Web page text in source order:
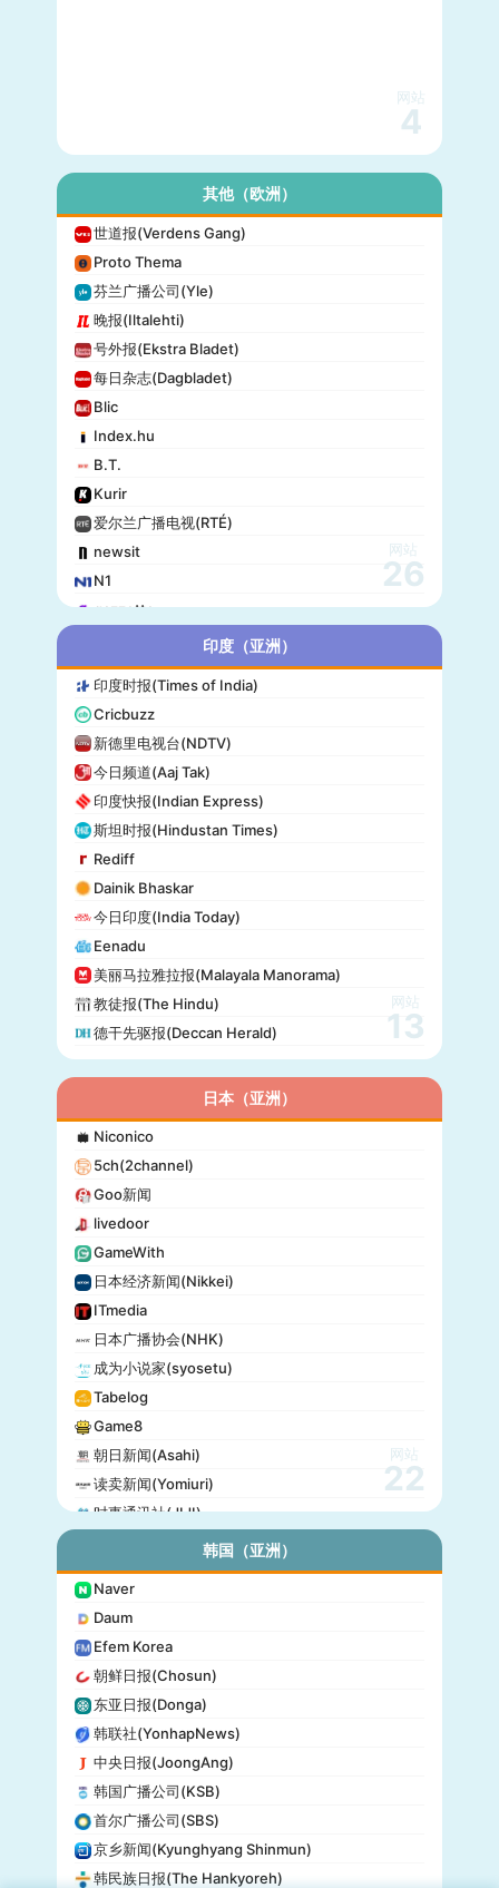
网站
4
其他（欧洲）
世道报(Verdens Gang)
Proto Thema
芬兰广播公司(Yle)
晚报(Iltalehti)
号外报(Ekstra Bladet)
每日杂志(Dagbladet)
Blic
Index.hu
B.T.
Kurir
爱尔兰广播电视(RTÉ)
newsit
N1
gazzetta
赫尔辛基日报(Helsingin Sanomat)
Origo
爱尔兰时报(Irish Times)
独立报(Independent)
MTV Uutiset
24.hu
晚邮报(Aftenposten)
DirBg
阿罗(Alo!)
政治报(Politiken)
24 Chasa
Fakti
网站
26
印度（亚洲）
印度时报(Times of India)
Cricbuzz
新德里电视台(NDTV)
今日频道(Aaj Tak)
印度快报(Indian Express)
斯坦时报(Hindustan Times)
Rediff
Dainik Bhaskar
今日印度(India Today)
Eenadu
美丽马拉雅拉报(Malayala Manorama)
教徒报(The Hindu)
德干先驱报(Deccan Herald)
网站
13
日本（亚洲）
Niconico
5ch(2channel)
Goo新闻
livedoor
GameWith
日本经济新闻(Nikkei)
ITmedia
日本广播协会(NHK)
成为小说家(syosetu)
Tabelog
Game8
朝日新闻(Asahi)
读卖新闻(Yomiuri)
时事通讯社(JIJI)
产经新闻(Sankei)
东京放送(TBS)
朝日电视台(TV Asahi)
东京电视台(TV Tokyo)
日本电视台(NTV)
富士电视台(Fuji TV)
日本时报(Japan Times)
网站
22
韩国（亚洲）
Naver
Daum
Efem Korea
朝鲜日报(Chosun)
东亚日报(Donga)
韩联社(YonhapNews)
中央日报(JoongAng)
韩国广播公司(KSB)
首尔广播公司(SBS)
京乡新闻(Kyunghyang Shinmun)
韩民族日报(The Hankyoreh)